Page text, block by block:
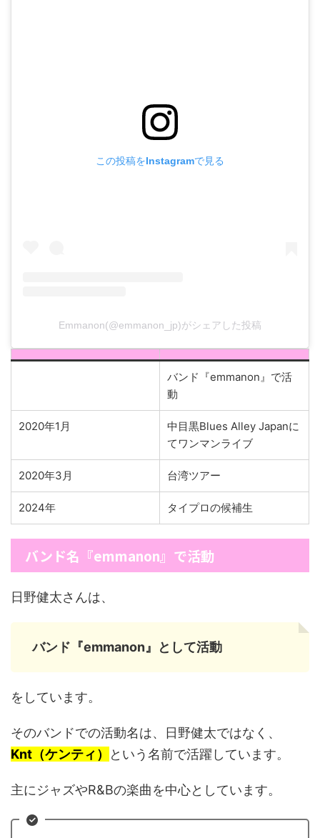
この投稿をInstagramで見る
Emmanon(@emmanon_jp)がシェアした投稿
バンド『emmanon』で活
動
2020年1月
中目黒Blues Alley Japanに
てワンマンライブ
2020年3月 台湾ツアー
2024年 タイプロの候補生
バンド名『emmanon』で活動
日野健太さんは、
バンド『emmanon』として活動
をしています。
そのバンドでの活動名は、日野健太ではなく、
Knt（ケンティ）
という名前で活躍しています。
主にジャズやR&Bの楽曲を中心としています。